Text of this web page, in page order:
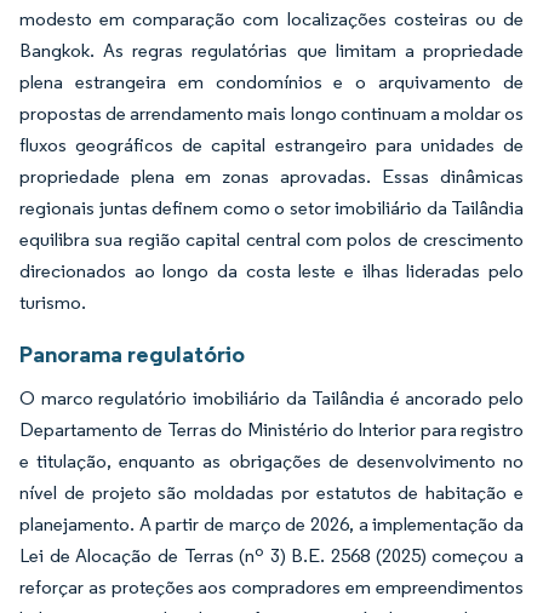
modesto em comparação com localizações costeiras ou de
Bangkok. As regras regulatórias que limitam a propriedade
plena estrangeira em condomínios e o arquivamento de
propostas de arrendamento mais longo continuam a moldar os
fluxos geográficos de capital estrangeiro para unidades de
propriedade plena em zonas aprovadas. Essas dinâmicas
regionais juntas definem como o setor imobiliário da Tailândia
equilibra sua região capital central com polos de crescimento
direcionados ao longo da costa leste e ilhas lideradas pelo
turismo.
Panorama regulatório
O marco regulatório imobiliário da Tailândia é ancorado pelo
Departamento de Terras do Ministério do Interior para registro
e titulação, enquanto as obrigações de desenvolvimento no
nível de projeto são moldadas por estatutos de habitação e
planejamento. A partir de março de 2026, a implementação da
Lei de Alocação de Terras (nº 3) B.E. 2568 (2025) começou a
reforçar as proteções aos compradores em empreendimentos